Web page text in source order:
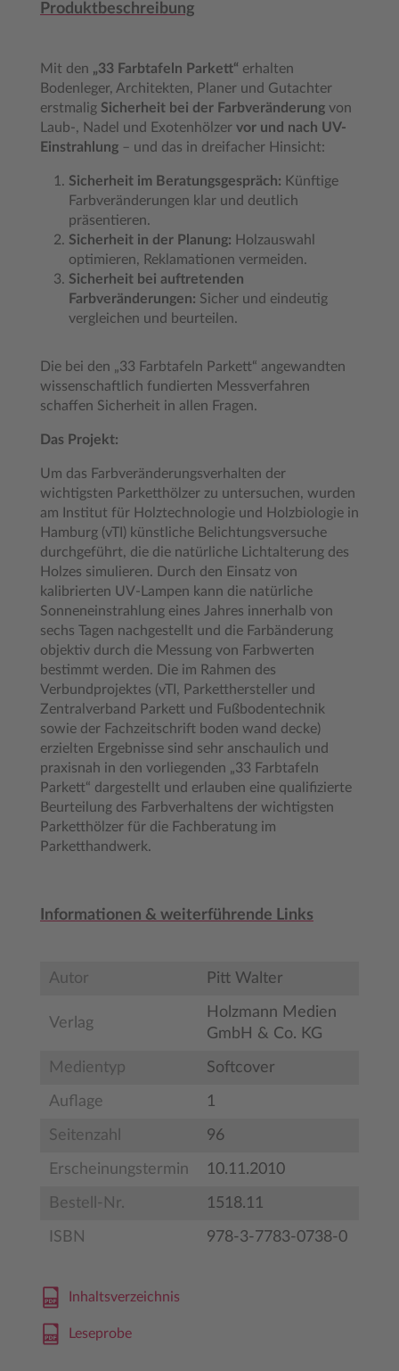
Produktbeschreibung
Mit den „33 Farbtafeln Parkett“ erhalten
Bodenleger, Architekten, Planer und Gutachter
erstmalig Sicherheit bei der Farbveränderung von
Laub-, Nadel und Exotenhölzer vor und nach UV-
Einstrahlung – und das in dreifacher Hinsicht:
Sicherheit im Beratungsgespräch: Künftige
Farbveränderungen klar und deutlich
präsentieren.
Sicherheit in der Planung: Holzauswahl
optimieren, Reklamationen vermeiden.
Sicherheit bei auftretenden
Farbveränderungen: Sicher und eindeutig
vergleichen und beurteilen.
Die bei den „33 Farbtafeln Parkett“ angewandten
wissenschaftlich fundierten Messverfahren
schaffen Sicherheit in allen Fragen.
Das Projekt:
Um das Farbveränderungsverhalten der
wichtigsten Parketthölzer zu untersuchen, wurden
am Institut für Holztechnologie und Holzbiologie in
Hamburg (vTI) künstliche Belichtungsversuche
durchgeführt, die die natürliche Lichtalterung des
Holzes simulieren. Durch den Einsatz von
kalibrierten UV-Lampen kann die natürliche
Sonneneinstrahlung eines Jahres innerhalb von
sechs Tagen nachgestellt und die Farbänderung
objektiv durch die Messung von Farbwerten
bestimmt werden. Die im Rahmen des
Verbundprojektes (vTI, Parketthersteller und
Zentralverband Parkett und Fußbodentechnik
sowie der Fachzeitschrift boden wand decke)
erzielten Ergebnisse sind sehr anschaulich und
praxisnah in den vorliegenden „33 Farbtafeln
Parkett“ dargestellt und erlauben eine qualifizierte
Beurteilung des Farbverhaltens der wichtigsten
Parketthölzer für die Fachberatung im
Parketthandwerk.
Informationen & weiterführende Links
Autor Pitt Walter
Verlag
Holzmann Medien
GmbH & Co. KG
Medientyp Softcover
Auflage 1
Seitenzahl 96
Erscheinungstermin 10.11.2010
Bestell-Nr. 1518.11
ISBN 978-3-7783-0738-0
Inhaltsverzeichnis
Leseprobe